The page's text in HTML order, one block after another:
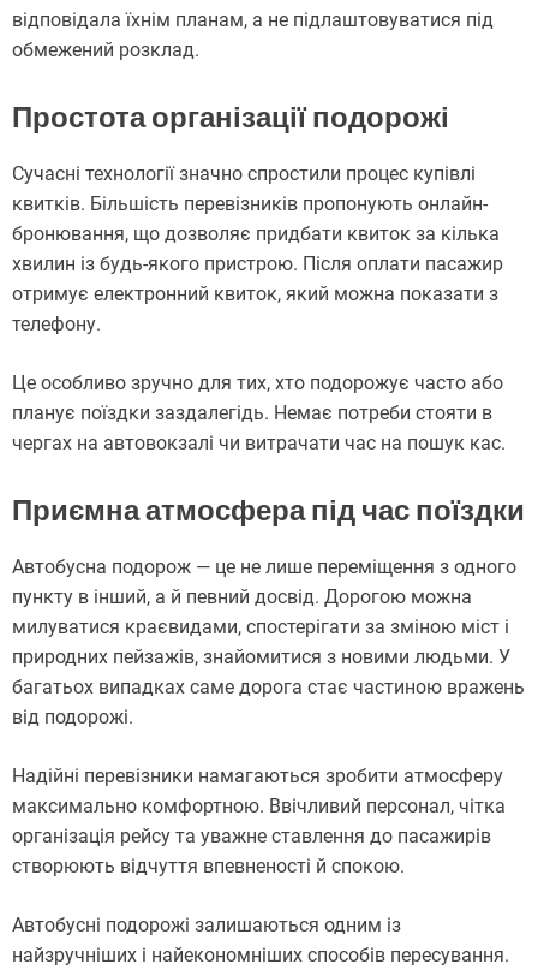
відповідала їхнім планам, а не підлаштовуватися під
обмежений розклад.
Простота організації подорожі
Сучасні технології значно спростили процес купівлі
квитків. Більшість перевізників пропонують онлайн-
бронювання, що дозволяє придбати квиток за кілька
хвилин із будь-якого пристрою. Після оплати пасажир
отримує електронний квиток, який можна показати з
телефону.
Це особливо зручно для тих, хто подорожує часто або
планує поїздки заздалегідь. Немає потреби стояти в
чергах на автовокзалі чи витрачати час на пошук кас.
Приємна атмосфера під час поїздки
Автобусна подорож — це не лише переміщення з одного
пункту в інший, а й певний досвід. Дорогою можна
милуватися краєвидами, спостерігати за зміною міст і
природних пейзажів, знайомитися з новими людьми. У
багатьох випадках саме дорога стає частиною вражень
від подорожі.
Надійні перевізники намагаються зробити атмосферу
максимально комфортною. Ввічливий персонал, чітка
організація рейсу та уважне ставлення до пасажирів
створюють відчуття впевненості й спокою.
Автобусні подорожі залишаються одним із
найзручніших і найекономніших способів пересування.